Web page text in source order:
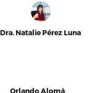
Dra. Natalie Pérez Luna
Orlando Alomá